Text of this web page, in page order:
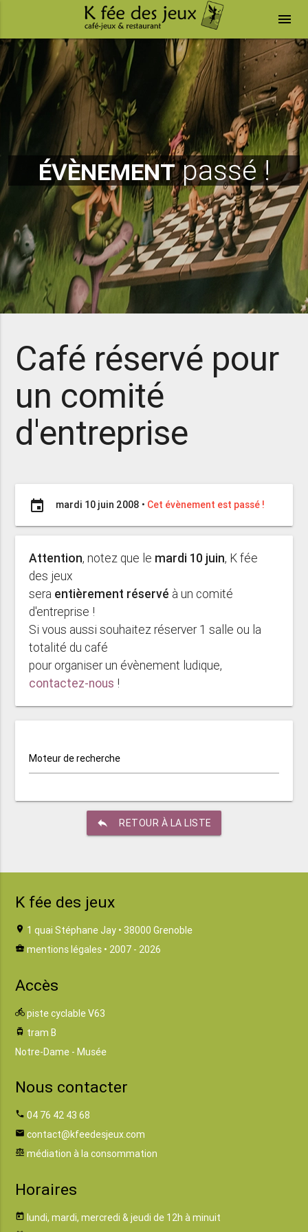
menu
évènementpassé !
Café réservé pour
un comité
d'entreprise
event mardi 10 juin 2008 • Cet évènement est passé !
Attention, notez que le mardi 10 juin, K fée
des jeux
sera entièrement réservé à un comité
d'entreprise !
Si vous aussi souhaitez réserver 1 salle ou la
totalité du café
pour organiser un évènement ludique,
contactez-nous !
Moteur de recherche
reply RETOUR À LA LISTE
K fée des jeux
location_on 1 quai Stéphane Jay • 38000 Grenoble
business_center mentions légales • 2007 - 2026
Accès
directions_bike piste cyclable V63
tram tram B
Notre-Dame - Musée
Nous contacter
phone 04 76 42 43 68
email contact@kfeedesjeux.com
balance médiation à la consommation
Horaires
today lundi, mardi, mercredi & jeudi de 12h à minuit